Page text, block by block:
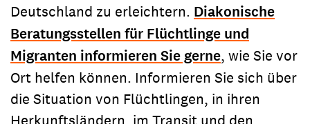
Deutschland zu erleichtern. Diakonische
Beratungsstellen für Flüchtlinge und
Migranten informieren Sie gerne, wie Sie vor
Ort helfen können. Informieren Sie sich über
die Situation von Flüchtlingen, in ihren
Herkunftsländern, im Transit und den